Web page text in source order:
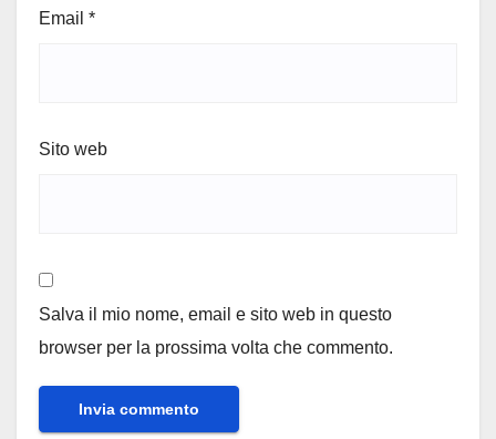
Email *
Sito web
Salva il mio nome, email e sito web in questo
browser per la prossima volta che commento.